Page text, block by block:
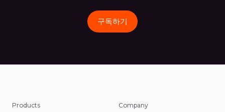
구독하기
Products
Company